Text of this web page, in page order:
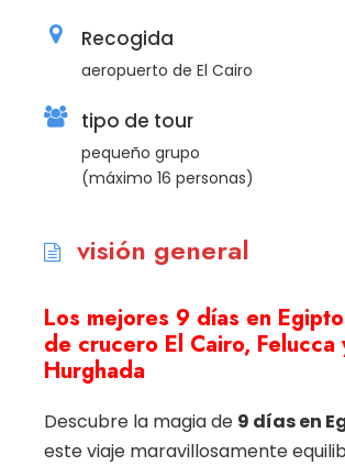
Recogida
aeropuerto de El Cairo
tipo de tour
pequeño grupo
(máximo 16 personas)
visión general
Los mejores 9 días en
de crucero El Cairo, Felucca
Hurghada
Descubre la magia de 9 días en
este viaje maravillosamente